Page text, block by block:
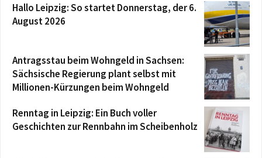
Hallo Leipzig: So startet Donnerstag, der 6.
August 2026
Antragsstau beim Wohngeld in Sachsen:
Sächsische Regierung plant selbst mit
Millionen-Kürzungen beim Wohngeld
Renntag in Leipzig: Ein Buch voller
Geschichten zur Rennbahn im Scheibenholz